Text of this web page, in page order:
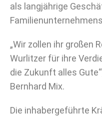
als langjährige
„Wir zollen ihr großen
Wurlitzer für ihre
die Zukunft alles
Bernhard Mix.
Die inhabergeführte